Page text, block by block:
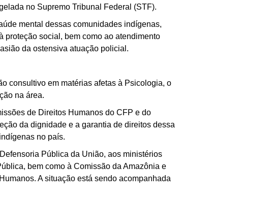
no Supremo Tribunal Federal (STF).
mental dessas comunidades indígenas,
proteção social, bem como ao atendimento
da ostensiva atuação policial.
consultivo em matérias afetas à Psicologia, o
na área.
de Direitos Humanos do CFP e do
da dignidade e a garantia de direitos dessa
no país.
Pública da União, aos ministérios
bem como à Comissão da Amazônia e
A situação está sendo acompanhada